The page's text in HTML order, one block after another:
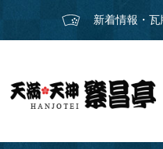
新着情報・瓦